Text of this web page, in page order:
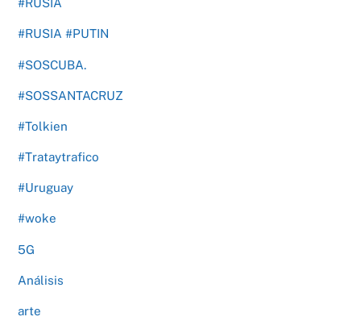
#RUSIA
#RUSIA #PUTIN
#SOSCUBA.
#SOSSANTACRUZ
#Tolkien
#Trataytrafico
#Uruguay
#woke
5G
Análisis
arte